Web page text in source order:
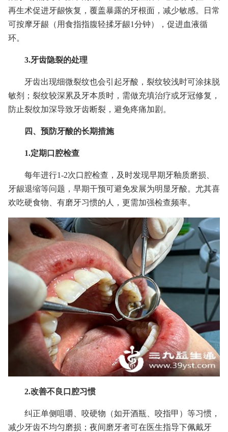
再生术促进牙龈恢复，覆盖暴露的牙根面，减少敏感。日常
可按摩牙龈（用食指指腹轻揉牙龈1分钟），促进血液循
环。
3.牙齿隐裂的处理
牙齿出现细微裂纹也会引起牙酸，裂纹较浅时可涂抹脱
敏剂；裂纹较深累及牙本质时，需做充填治疗或牙冠修复，
防止裂纹加深导致牙齿断裂，避免疼痛加剧。
四、预防牙酸的长期措施
1.定期口腔检查
每年进行1-2次口腔检查，及时发现早期牙釉质磨损、
牙龈退缩等问题，早期干预可避免发展为明显牙酸。尤其喜
欢吃硬食物、有磨牙习惯的人，更需加强检查频率。
2.改善不良口腔习惯
纠正单侧咀嚼、咬硬物（如开酒瓶、咬指甲）等习惯，
减少牙齿不均匀磨损；夜间磨牙者可在医生指导下佩戴牙